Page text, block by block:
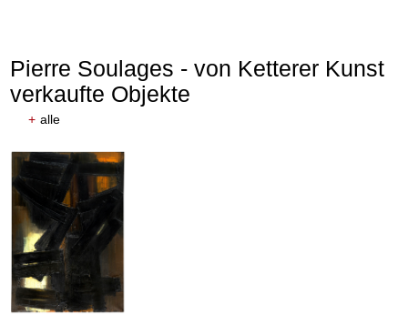
Auktion 611 - Lot 125001019
EMIL SCHUMACHER
Bleibild B-3/1970
Schätzpreis: € 60.000
Pierre Soulages - von Ketterer Kunst
verkaufte Objekte
+ alle